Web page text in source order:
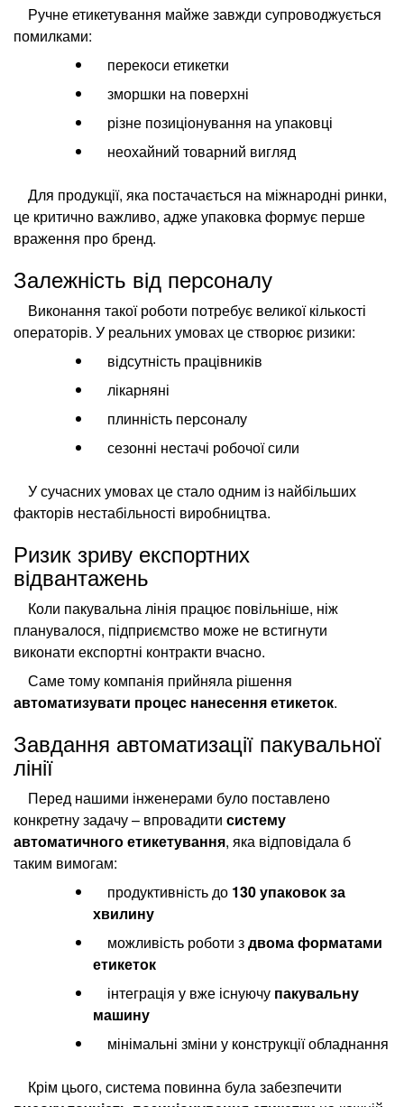
Ручне етикетування майже завжди супроводжується
помилками:
перекоси етикетки
зморшки на поверхні
різне позиціонування на упаковці
неохайний товарний вигляд
Для продукції, яка постачається на міжнародні ринки,
це критично важливо, адже упаковка формує перше
враження про бренд.
Залежність від персоналу
Виконання такої роботи потребує великої кількості
операторів. У реальних умовах це створює ризики:
відсутність працівників
лікарняні
плинність персоналу
сезонні нестачі робочої сили
У сучасних умовах це стало одним із найбільших
факторів нестабільності виробництва.
Ризик зриву експортних
відвантажень
Коли пакувальна лінія працює повільніше, ніж
планувалося, підприємство може не встигнути
виконати експортні контракти вчасно.
Саме тому компанія прийняла рішення
автоматизувати процес нанесення етикеток.
Завдання автоматизації пакувальної
лінії
Перед нашими інженерами було поставлено
конкретну задачу – впровадити систему
автоматичного етикетування, яка відповідала б
таким вимогам:
продуктивність до 130 упаковок за
хвилину
можливість роботи здвома форматами
етикеток
інтеграція у вже існуючу пакувальну
машину
мінімальні зміни у конструкції обладнання
Крім цього, система повинна була забезпечити